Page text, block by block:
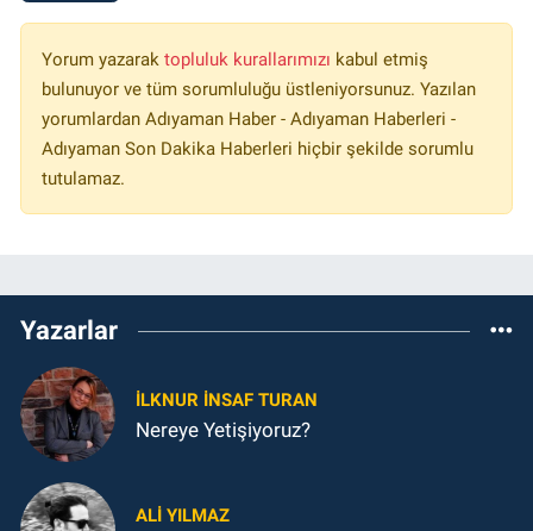
Yorum yazarak topluluk kurallarımızı kabul etmiş
bulunuyor ve tüm sorumluluğu üstleniyorsunuz. Yazılan
yorumlardan Adıyaman Haber - Adıyaman Haberleri -
Adıyaman Son Dakika Haberleri hiçbir şekilde sorumlu
tutulamaz.
Yazarlar
İLKNUR İNSAF TURAN
Nereye Yetişiyoruz?
ALI YILMAZ